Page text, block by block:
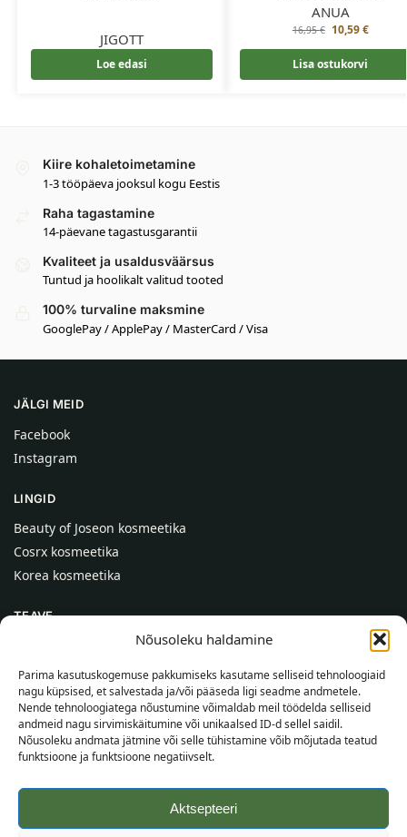
Nõusoleku haldamine
Parima kasutuskogemuse pakkumiseks kasutame selliseid tehnoloogiaid
nagu küpsised, et salvestada ja/või pääseda ligi seadme andmetele.
Nende tehnoloogiatega nõustumine võimaldab meil töödelda selliseid
andmeid nagu sirvimiskäitumine või unikaalsed ID-d sellel saidil.
Nõusoleku andmata jätmine või selle tühistamine võib mõjutada teatud
funktsioone ja funktsioone negatiivselt.
Aktsepteeri
JIGOTT
Loe edasi
ANUA
16,95€ 10,59€
Lisa ostukorvi
Kiire kohaletoimetamine
1-3 tööpäeva jooksul kogu Eestis
Raha tagastamine
14-päevane tagastusgarantii
Kvaliteet ja usaldusväärsus
Tuntud ja hoolikalt valitud tooted
100% turvaline maksmine
GooglePay / ApplePay / MasterCard / Visa
JÄLGI MEID
Facebook
Instagram
LINGID
Beauty of Joseon kosmeetika
Cosrx kosmeetika
Korea kosmeetika
TEAVE
Kontaktid
Abi
TEAVE OSTJALE
Tarnetingimused
Tingimused